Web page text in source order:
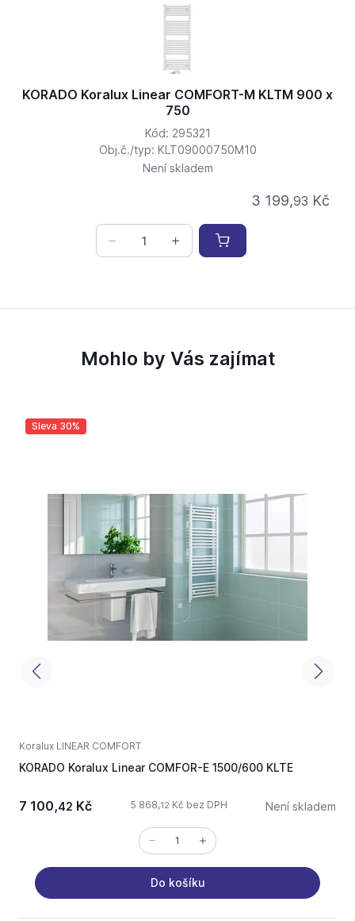
KORADO Koralux Linear COMFORT-M KLTM 900 x
750
Kód: 295321
Obj.č./typ: KLT09000750M10
Není skladem
3 199,93 Kč
Mohlo by Vás zajímat
Sleva 30%
Koralux LINEAR COMFORT
KORADO Koralux Linear COMFOR-E 1500/600 KLTE
7 100,42 Kč 5 868,12 Kč bez DPH Není skladem
Do košíku